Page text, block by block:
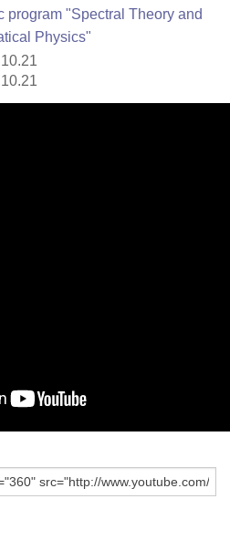
program "Spectral Theory and
Physics"